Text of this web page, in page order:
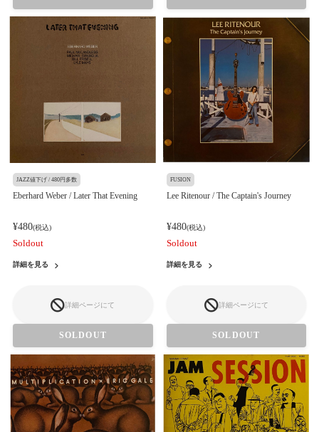
JAZZ値下げ / 480円多数
Eberhard Weber / Later That Evening
¥480(税込)
Soldout
詳細を見る
詳細ページにて
SOLDOUT
FUSION
Lee Ritenour / The Captain's Journey
¥480(税込)
Soldout
詳細を見る
詳細ページにて
SOLDOUT